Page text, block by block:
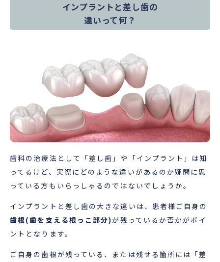
インプラントと差し歯の
違いって何？
歯科の治療法として「差し歯」や「インプラント」は知
ってるけど、実際にどのような違いがあるのか疑問に思
っている方もいらっしゃるのではないでしょうか。
インプラントと差し歯の大きな違いは、患者様ご自身の
歯根(歯を支える根っこ部分)が残っているか否かがポイ
ントとなります。
ご自身の歯根が残っている、または残せる箇所には「差